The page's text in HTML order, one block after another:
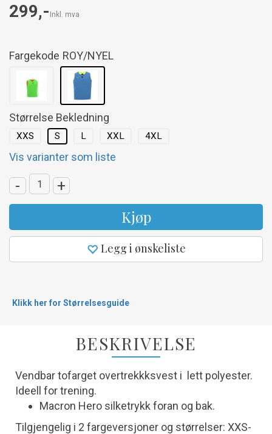
299,- Inkl. mva
Fargekode ROY/NYEL
Størrelse Bekledning
XXS S L XXL 4XL
Vis varianter som liste
- +
Kjøp
Legg i ønskeliste
Klikk her for Størrelsesguide
BESKRIVELSE
Vendbar tofarget overtrekkksvest i lett polyester.
Ideell for trening.
Macron Hero silketrykk foran og bak.
Tilgjengelig i 2 fargeversjoner og størrelser: XXS-